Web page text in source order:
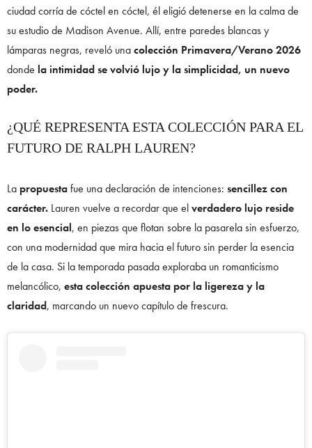
ciudad corría de cóctel en cóctel, él eligió detenerse en la calma de
su estudio de Madison Avenue. Allí, entre paredes blancas y
lámparas negras, reveló unacolección Primavera/Verano 2026
donde la intimidad se volvió lujo y la simplicidad, un nuevo
poder.
¿QUÉ REPRESENTA ESTA COLECCIÓN PARA EL
FUTURO DE RALPH LAUREN?
La propuestafue una declaración de intenciones: sencillez con
carácter. Lauren vuelve a recordar que elverdadero lujo reside
en lo esencial, en piezas que flotan sobre la pasarela sin esfuerzo,
con una modernidad que mira hacia el futuro sin perder la esencia
de la casa. Si la temporada pasada exploraba un romanticismo
melancólico, esta colección apuesta por la ligereza y la
claridad, marcando un nuevo capítulo de frescura.